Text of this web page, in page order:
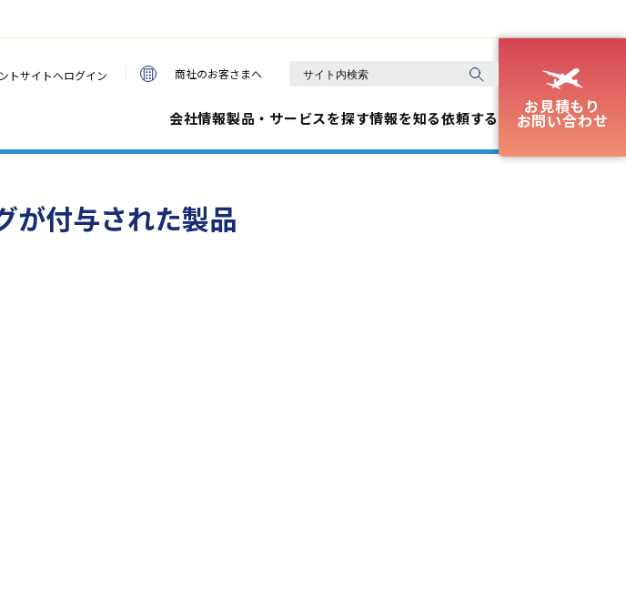
トサイトへログイン 商社のお客さまへ
会社情報製品・サービスを探す情報を知る依頼する
お見積もり
お問い合わせ
が付与された製品